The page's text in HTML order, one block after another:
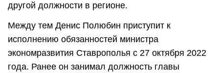
другой должности в регионе.
Между тем Денис Полюбин приступит к
исполнению обязанностей министра
экономразвития Ставрополья с 27 октября 2022
года. Ранее он занимал должность главы